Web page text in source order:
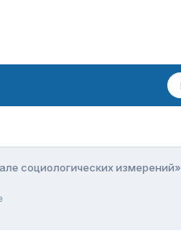
социологических измерений»